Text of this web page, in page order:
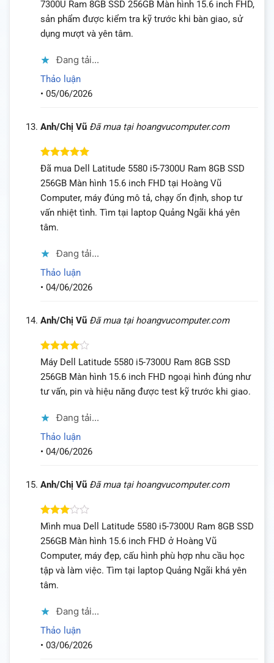
sao
7300U Ram 8GB SSD 256GB Màn hình 15.6 inch FHD,
sản phẩm được kiểm tra kỹ trước khi bàn giao, sử
dụng mượt và yên tâm.
Đang tải...
Thảo luận
• 05/06/2026
Anh/Chị Vũ Đã mua tại hoangvucomputer.com
Được xếp
sao
Đã mua Dell Latitude 5580 i5-7300U Ram 8GB SSD
256GB Màn hình 15.6 inch FHD tại Hoàng Vũ
Computer, máy đúng mô tả, chạy ổn định, shop tư
vấn nhiệt tình. Tìm tại laptop Quảng Ngãi khá yên
tâm.
Đang tải...
Thảo luận
• 04/06/2026
Anh/Chị Vũ Đã mua tại hoangvucomputer.com
Được
xếp hạng
45 sao
Máy Dell Latitude 5580 i5-7300U Ram 8GB SSD
256GB Màn hình 15.6 inch FHD ngoại hình đúng như
tư vấn, pin và hiệu năng được test kỹ trước khi giao.
Đang tải...
Thảo luận
• 04/06/2026
Anh/Chị Vũ Đã mua tại hoangvucomputer.com
Được
hạng3
5 sao
Mình mua Dell Latitude 5580 i5-7300U Ram 8GB SSD
256GB Màn hình 15.6 inch FHD ở Hoàng Vũ
Computer, máy đẹp, cấu hình phù hợp nhu cầu học
tập và làm việc. Tìm tại laptop Quảng Ngãi khá yên
tâm.
Đang tải...
Thảo luận
• 03/06/2026